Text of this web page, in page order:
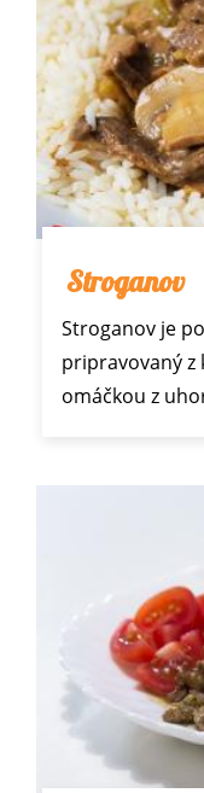
Stroganov
Stroganov je
pripravovaný z
omáčkou z